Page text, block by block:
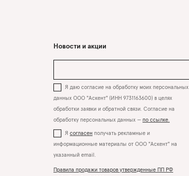
Новости и акции
Я даю согласие на обработку моих персональных
данных ООО "Аскент" (ИНН 9731163600) в целях
обработки заявки и обратной связи. Согласие на
обработку персональных данных — по ссылке.
Я согласен получать рекламные и
информационные материалы от ООО "Аскент" на
указанный email.
Правила продажи товаров утвержденные ПП РФ